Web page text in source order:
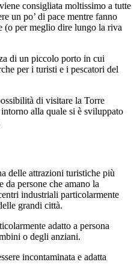
consigliata moltissimo a tutte
un po’ di pace mentre fanno
(o per meglio dire lungo la riva
di un piccolo porto in cui
per i turisti e i pescatori del
di visitare la Torre
alla quale si è sviluppato
delle attrazioni turistiche più
da persone che amano la
industriali particolarmente
grandi città.
adatto a persona
o degli anziani.
incontaminata e adatta